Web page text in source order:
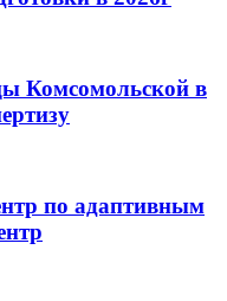
Комсомольской в
по адаптивным